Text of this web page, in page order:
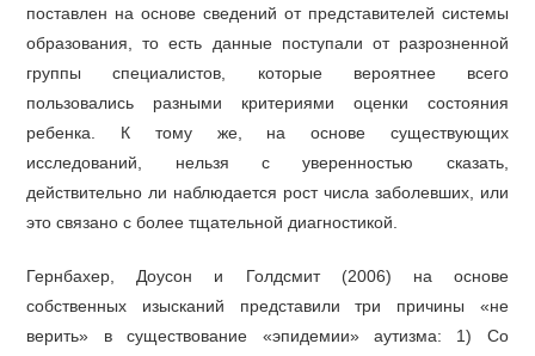
поставлен на основе сведений от представителей системы
образования, то есть данные поступали от разрозненной
группы специалистов, которые вероятнее всего
пользовались разными критериями оценки состояния
ребенка. К тому же, на основе существующих
исследований, нельзя с уверенностью сказать,
действительно ли наблюдается рост числа заболевших, или
это связано с более тщательной диагностикой.
Гернбахер, Доусон и Голдсмит (2006) на основе
собственных изысканий представили три причины «не
верить» в существование «эпидемии» аутизма: 1) Со